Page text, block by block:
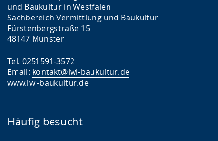
und Baukultur in Westfalen
Sachbereich Vermittlung und Baukultur
Fürstenbergstraße 15
48147 Münster
Tel. 0251591-3572
Email: kontakt@lwl-baukultur.de
www.lwl-baukultur.de
Häufig besucht